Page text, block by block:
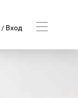
/ Вход